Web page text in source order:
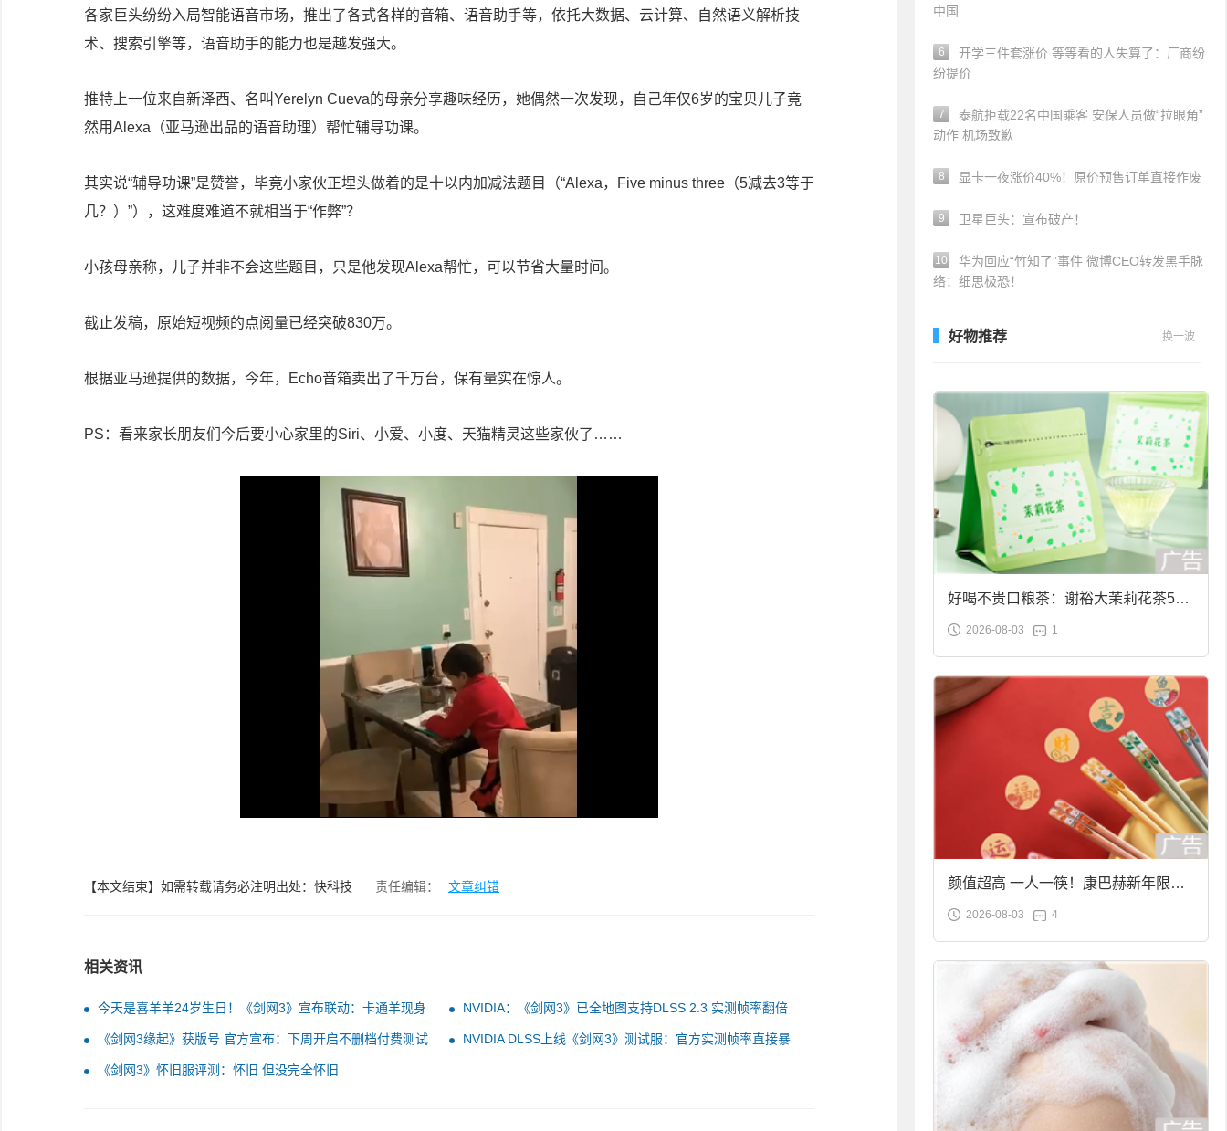
各家巨头纷纷入局智能语音市场，推出了各式各样的音箱、语音助手等，依托大数据、云计算、自然语义解析技
术、搜索引擎等，语音助手的能力也是越发强大。
推特上一位来自新泽西、名叫Yerelyn Cueva的母亲分享趣味经历，她偶然一次发现，自己年仅6岁的宝贝儿子竟
然用Alexa（亚马逊出品的语音助理）帮忙辅导功课。
其实说“辅导功课”是赞誉，毕竟小家伙正埋头做着的是十以内加减法题目（“Alexa，Five minus three（5减去3等于
几？）”），这难度难道不就相当于“作弊”？
小孩母亲称，儿子并非不会这些题目，只是他发现Alexa帮忙，可以节省大量时间。
截止发稿，原始短视频的点阅量已经突破830万。
根据亚马逊提供的数据，今年，Echo音箱卖出了千万台，保有量实在惊人。
PS：看来家长朋友们今后要小心家里的Siri、小爱、小度、天猫精灵这些家伙了……
【本文结束】如需转载请务必注明出处：快科技 责任编辑： 文章纠错
相关资讯
今天是喜羊羊24岁生日！《剑网3》宣布联动：卡通羊现身
侠客世界
NVIDIA：《剑网3》已全地图支持DLSS 2.3 实测帧率翻倍
《剑网3缘起》获版号 官方宣布：下周开启不删档付费测试
NVIDIA DLSS上线《剑网3》测试服：官方实测帧率直接暴
《剑网3》怀旧服评测：怀旧 但没完全怀旧
中国
6
开学三件套涨价 等等看的人失算了：厂商纷
纷提价
7
泰航拒载22名中国乘客 安保人员做“拉眼角”
动作 机场致歉
8 显卡一夜涨价40%！原价预售订单直接作废
9 卫星巨头：宣布破产！
10
华为回应“竹知了”事件 微博CEO转发黑手脉
络：细思极恐！
好物推荐 换一波
好喝不贵口粮茶：谢裕大茉莉花茶50g
袋装9.9元到手
2026-08-03 1
颜值超高 一人一筷！康巴赫新年限定
合金筷子大促：19.9元
2026-08-03 4